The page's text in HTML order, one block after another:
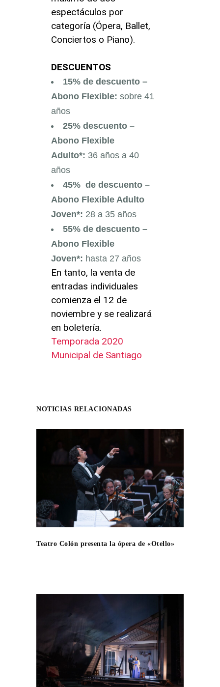
espectáculos por
categoría (Ópera, Ballet,
Conciertos o Piano).
DESCUENTOS
15% de descuento –
Abono Flexible: sobre 41
años
25% descuento –
Abono Flexible
Adulto*: 36 años a 40
años
45% de descuento –
Abono Flexible Adulto
Joven*: 28 a 35 años
55% de descuento –
Abono Flexible
Joven*: hasta 27 años
En tanto, la venta de
entradas individuales
comienza el 12 de
noviembre y se realizará
en boletería.
Temporada 2020
Municipal de Santiago
NOTICIAS RELACIONADAS
Teatro Colón presenta la ópera de «Otello»